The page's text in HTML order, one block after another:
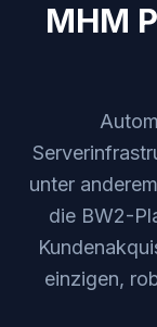
MHM
unter
die BW2-
einzigen,